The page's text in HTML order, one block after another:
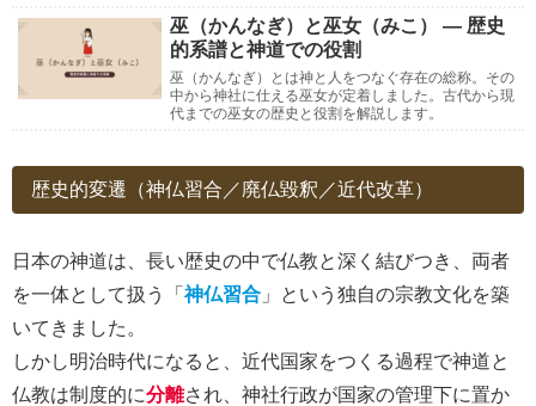
巫（かんなぎ）と巫女（みこ） ― 歴史
的系譜と神道での役割
巫（かんなぎ）とは神と人をつなぐ存在の総称。その
中から神社に仕える巫女が定着しました。古代から現
代までの巫女の歴史と役割を解説します。
歴史的変遷（神仏習合／廃仏毀釈／近代改革）
日本の神道は、長い歴史の中で仏教と深く結びつき、両者
を一体として扱う「神仏習合 」という独自の宗教文化を築
いてきました。
しかし明治時代になると、近代国家をつくる過程で神道と
仏教は制度的に分離され、神社行政が国家の管理下に置か